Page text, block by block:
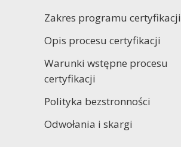
Zakres programu certyfikacji
Opis procesu certyfikacji
Warunki wstępne procesu
certyfikacji
Polityka bezstronności
Odwołania i skargi